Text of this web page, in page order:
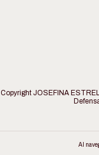
Al
Copyright JOSEFINA